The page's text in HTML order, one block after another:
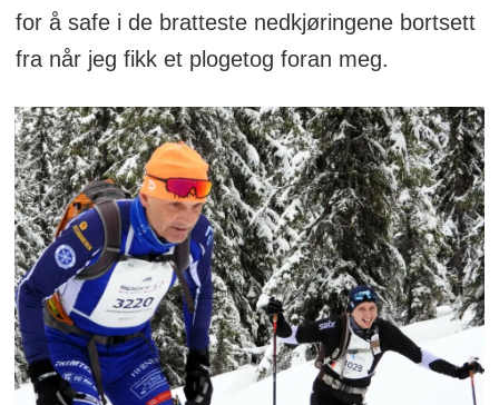
for å safe i de bratteste nedkjøringene bortsett
fra når jeg fikk et plogetog foran meg.